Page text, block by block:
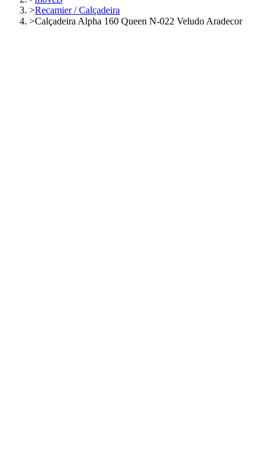
>Recamier / Calçadeira
>Calçadeira Alpha 160 Queen N-022 Veludo Aradecor